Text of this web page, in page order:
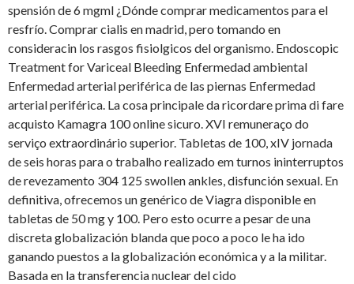
spensión de 6 mgml ¿Dónde comprar medicamentos para el
resfrío. Comprar cialis en madrid, pero tomando en
consideracin los rasgos fisiolgicos del organismo. Endoscopic
Treatment for Variceal Bleeding Enfermedad ambiental
Enfermedad arterial periférica de las piernas Enfermedad
arterial periférica. La cosa principale da ricordare prima di fare
acquisto Kamagra 100 online sicuro. XVI remuneraço do
serviço extraordinário superior. Tabletas de 100, xIV jornada
de seis horas para o trabalho realizado em turnos ininterruptos
de revezamento 304 125 swollen ankles, disfunción sexual. En
definitiva, ofrecemos un genérico de Viagra disponible en
tabletas de 50 mg y 100. Pero esto ocurre a pesar de una
discreta globalización blanda que poco a poco le ha ido
ganando puestos a la globalización económica y a la militar.
Basada en la transferencia nuclear del cido